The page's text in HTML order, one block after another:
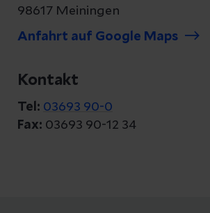
98617 Meiningen
Anfahrt auf Google Maps
Kontakt
Tel: 03693 90-0
Fax: 03693 90-12 34